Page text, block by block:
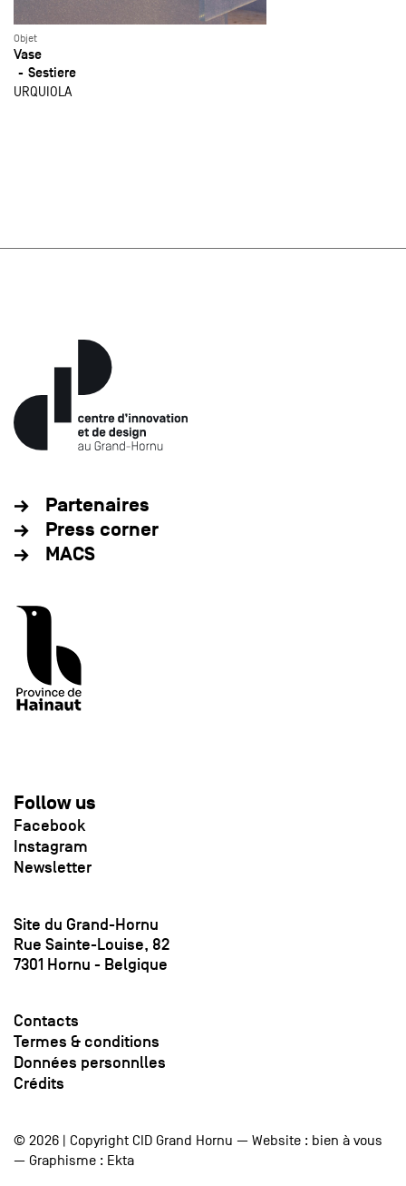
Objet
Vase
Sestiere
URQUIOLA
Partenaires
Press corner
MACS
Follow us
Facebook
Instagram
Newsletter
Site du Grand-Hornu
Rue Sainte-Louise, 82
7301 Hornu - Belgique
Contacts
Termes & conditions
Données personnlles
Crédits
© 2026 | Copyright CID Grand Hornu — Website : bien à vous
— Graphisme : Ekta